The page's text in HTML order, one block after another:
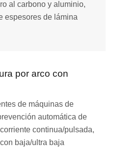
al carbono y aluminio,
espesores de lámina
por arco con
de máquinas de
automática de
continua/pulsada,
baja/ultra baja